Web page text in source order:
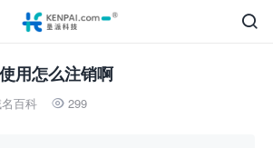

用怎么注销啊
百科  299